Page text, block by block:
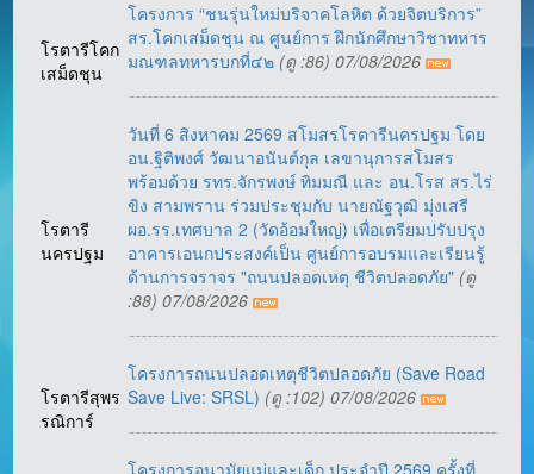
โรตารีโคก
เสม็ดชุน
โครงการ “ชนรุ่นใหม่บริจาคโลหิต ด้วยจิตบริการ”
สร.โคกเสม็ดชุน ณ ศูนย์การ ฝึกนักศึกษาวิชาทหาร
มณฑลทหารบกที่๔๒ (ดู :86) 07/08/2026
โรตารี
นครปฐม
วันที่ 6 สิงหาคม 2569 สโมสรโรตารีนครปฐม โดย
อน.ฐิติพงศ์ วัฒนาอนันต์กุล เลขานุการสโมสร
พร้อมด้วย รทร.จักรพงษ์ ทิมมณี และ อน.โรส สร.ไร่
ขิง สามพราน ร่วมประชุมกับ นายณัฐวุฒิ มุ่งเสรี
ผอ.รร.เทศบาล 2 (วัดอ้อมใหญ่) เพื่อเตรียมปรับปรุง
อาคารเอนกประสงค์เป็น ศูนย์การอบรมและเรียนรู้
ด้านการจราจร "ถนนปลอดเหตุ ชีวิตปลอดภัย" (ดู
:88) 07/08/2026
โรตารีสุพร
รณิการ์
โครงการถนนปลอดเหตุชีวิตปลอดภัย (Save Road
Save Live: SRSL) (ดู :102) 07/08/2026